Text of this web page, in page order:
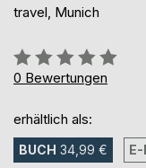
travel, Munich
Bewertung::
0%
0 Bewertungen
erhältlich als:
BUCH 34,99 € E-